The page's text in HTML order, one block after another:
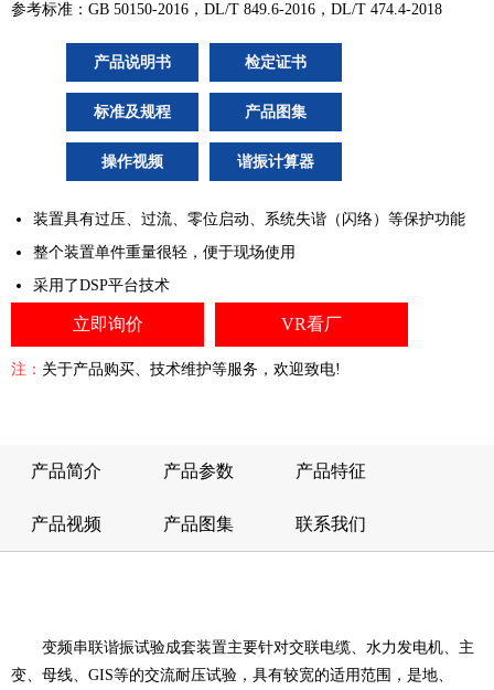
参考标准：GB 50150-2016，DL/T 849.6-2016，DL/T 474.4-2018
产品说明书 检定证书
标准及规程 产品图集
操作视频 谐振计算器
装置具有过压、过流、零位启动、系统失谐（闪络）等保护功能
整个装置单件重量很轻，便于现场使用
采用了DSP平台技术
VR看厂
立即询价
注： 关于产品购买、技术维护等服务，欢迎致电!
产品简介 产品参数 产品特征
产品视频 产品图集 联系我们
变频串联谐振试验成套装置主要针对交联电缆、水力发电机、主
变、母线、GIS等的交流耐压试验，具有较宽的适用范围，是地、